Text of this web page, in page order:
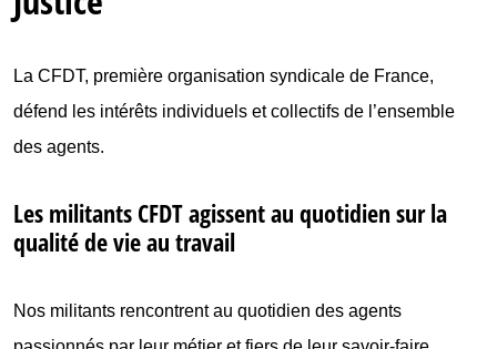
La CFDT, première organisation syndicale de France,
défend les intérêts individuels et collectifs de l’ensemble
des agents.
Les militants CFDT agissent au quotidien sur la
qualité de vie au travail
Nos militants rencontrent au quotidien des agents